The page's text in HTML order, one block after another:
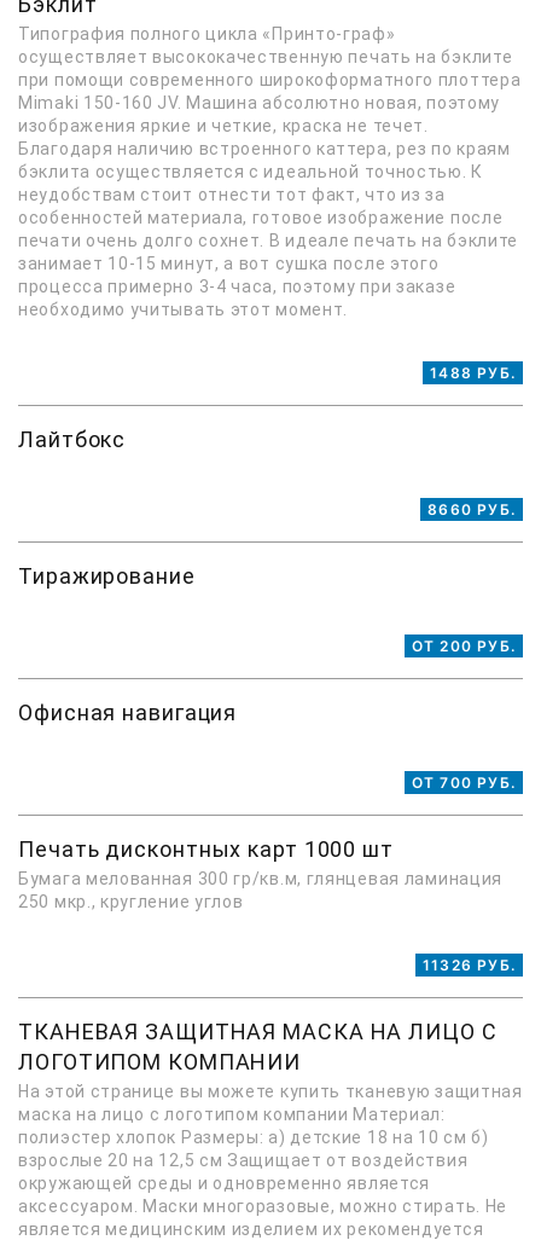
Типография полного цикла «Принто-граф»
осуществляет высококачественную печать на бэклите
при помощи современного широкоформатного плоттера
Mimaki 150-160 JV. Машина абсолютно новая, поэтому
изображения яркие и четкие, краска не течет.
Благодаря наличию встроенного каттера, рез по краям
бэклита осуществляется с идеальной точностью. К
неудобствам стоит отнести тот факт, что из за
особенностей материала, готовое изображение после
печати очень долго сохнет. В идеале печать на бэклите
занимает 10-15 минут, а вот сушка после этого
процесса примерно 3-4 часа, поэтому при заказе
необходимо учитывать этот момент.
1488 РУБ.
Лайтбокс
8660 РУБ.
Тиражирование
ОТ 200 РУБ.
Офисная навигация
ОТ 700 РУБ.
Печать дисконтных карт 1000 шт
Бумага мелованная 300 гр/кв.м, глянцевая ламинация
250 мкр., кругление углов
11326 РУБ.
ТКАНЕВАЯ ЗАЩИТНАЯ МАСКА НА ЛИЦО С
ЛОГОТИПОМ КОМПАНИИ
На этой странице вы можете купить тканевую защитная
маска на лицо с логотипом компании Материал:
полиэстер хлопок Размеры: а) детские 18 на 10 см б)
взрослые 20 на 12,5 см Защищает от воздействия
окружающей среды и одновременно является
аксессуаром. Маски многоразовые, можно стирать. Не
является медицинским изделием их рекомендуется